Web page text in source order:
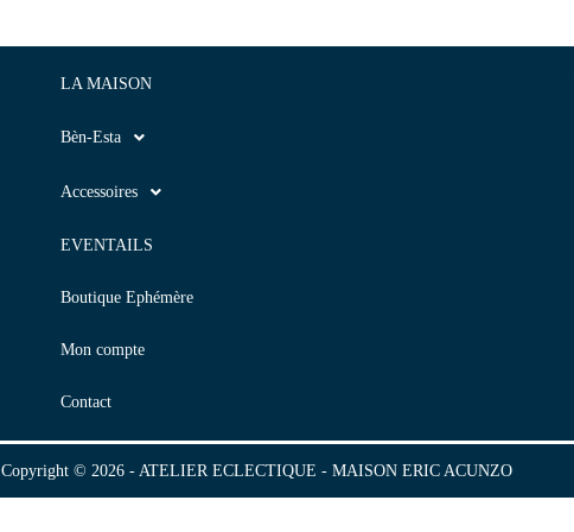
LA MAISON
Bèn-Esta
Accessoires
EVENTAILS
Boutique Ephémère
Mon compte
Contact
Copyright © 2026 - ATELIER ECLECTIQUE - MAISON ERIC ACUNZO